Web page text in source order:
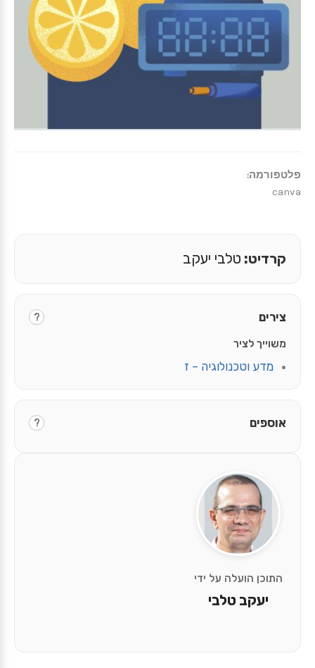
פלטפורמה:
canva
התוכן הועלה על ידי
יעקב טלבי
קרדיט: טלבי יעקב
צירים ?
משוייך לציר
מדע וטכנולוגיה – ז
אוספים ?